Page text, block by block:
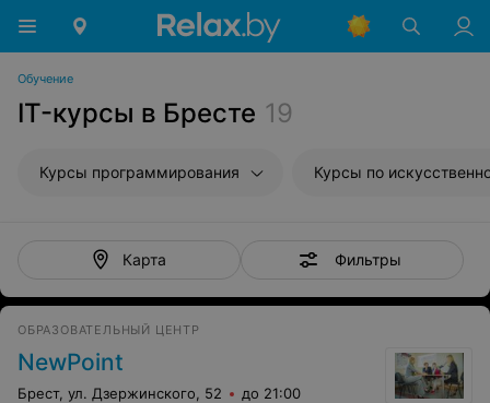
Обучение
IT-курсы в Бресте 19
Курсы программирования
Карта Фильтры
ОБРАЗОВАТЕЛЬНЫЙ ЦЕНТР
NewPoint
Брест, ул. Дзержинского, 52 до 21:00